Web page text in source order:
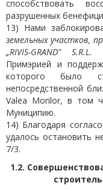
способствовать
разрушенных
13) Нами
земельных участков,
„RIVIS-GRAND”
Примэрией и
которого было
непосредственной
Valea Morilor, в том
Муниципию.
14) Благодаря
удалось остановить
7/3.
1.2.